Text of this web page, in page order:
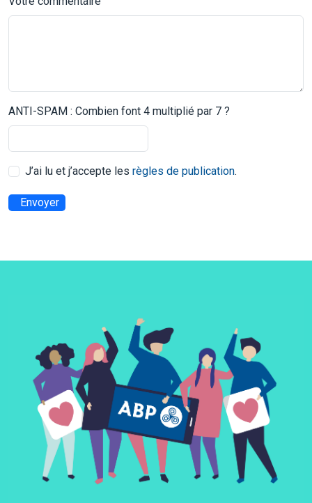
ANTI-SPAM : Combien font 4 multiplié par 7 ?
J’ai lu et j’accepte les règles de publication.
Envoyer